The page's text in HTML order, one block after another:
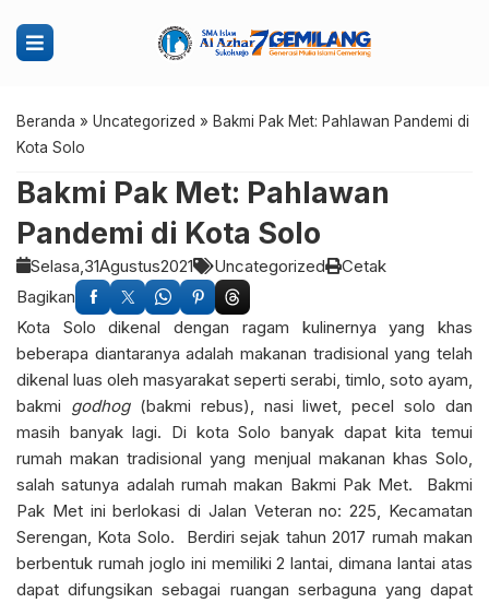
Beranda » Uncategorized » Bakmi Pak Met: Pahlawan Pandemi di
Kota Solo
Bakmi Pak Met: Pahlawan
Pandemi di Kota Solo
Selasa,31Agustus2021 Uncategorized
Cetak
Bagikan
Kota Solo dikenal dengan ragam kulinernya yang khas
beberapa diantaranya adalah makanan tradisional yang telah
dikenal luas oleh masyarakat seperti serabi, timlo, soto ayam,
bakmi godhog(bakmi rebus), nasi liwet, pecel solo dan
masih banyak lagi. Di kota Solo banyak dapat kita temui
rumah makan tradisional yang menjual makanan khas Solo,
salah satunya adalah rumah makan Bakmi Pak Met. Bakmi
Pak Met ini berlokasi di Jalan Veteran no: 225, Kecamatan
Serengan, Kota Solo. Berdiri sejak tahun 2017 rumah makan
berbentuk rumah joglo ini memiliki 2 lantai, dimana lantai atas
dapat difungsikan sebagai ruangan serbaguna yang dapat